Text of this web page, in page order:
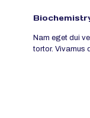
Nam eget dui
tortor. Vivamus